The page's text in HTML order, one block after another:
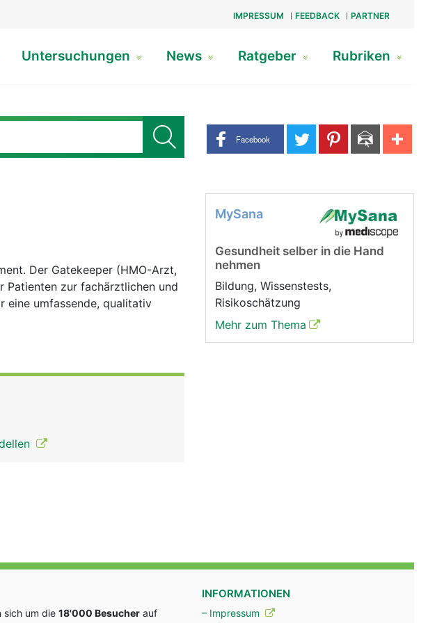
IMPRESSUM FEEDBACK PARTNER
Untersuchungen News Ratgeber Rubriken
Share buttons
Facebook
Der Gatekeeper (HMO-Arzt,
Patienten zur fachärztlichen und
eine umfassende, qualitativ
MySana
Gesundheit selber in die Hand
nehmen
Bildung, Wissenstests,
Risikoschätzung
Mehr zum Thema
sich um die 18'000 Besucher auf
INFORMATIONEN
– Impressum